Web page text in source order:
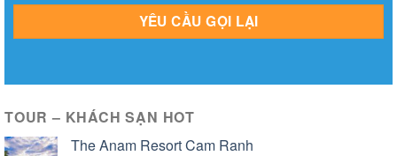
TOUR – KHÁCH SẠN HOT
The Anam Resort Cam Ranh